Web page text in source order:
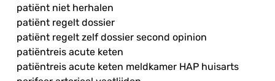
patiënt niet herhalen
patiënt regelt dossier
patiënt regelt zelf dossier second opinion
patiëntreis acute keten
patiëntreis acute keten meldkamer HAP huisarts